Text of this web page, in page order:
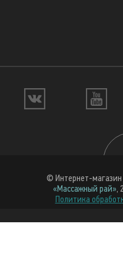
© Интернет-магазин
«Массажный рай»,
Политика